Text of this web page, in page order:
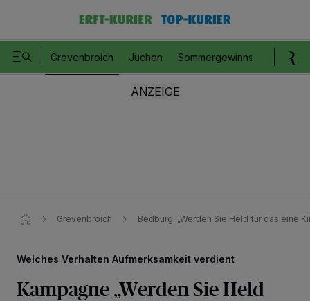
Grevenbroich Jüchen Sommergewinnspiel
Grevenbroich Bedburg: „Werden Sie Held für das eine
Welches Verhalten Aufmerksamkeit verdient
Kampagne „Werden Sie Held